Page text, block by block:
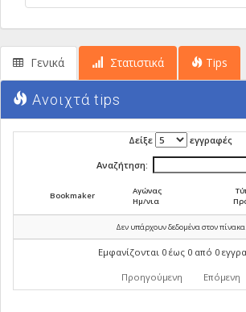
Γενικά Στατιστικά Tips
Ανοιχτά tips
Δείξε εγγραφές
Αναζήτηση:
Bookmaker
Αγώνας
Ημ/νια
Δεν υπάρχουν δεδομένα στον πίνακα
Εμφανίζονται 0 έως 0 από 0
Προηγούμενη Επόμενη